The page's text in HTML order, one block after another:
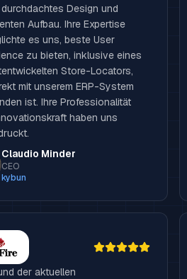
Design und
Aufbau. Ihre Expertise
es uns, beste User
zu bieten, inklusive eines
Store-Locators,
mit unserem ERP-System
ist. Ihre Professionalität
haben uns
Claudio Minder
CEO
kybun
der aktuellen